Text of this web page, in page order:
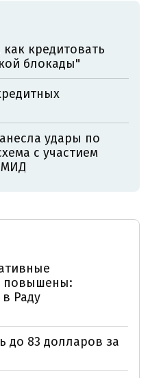
кредитовать
блокады"
удары по
с участием
МИД
повышены:
Раду
до 83 долларов за